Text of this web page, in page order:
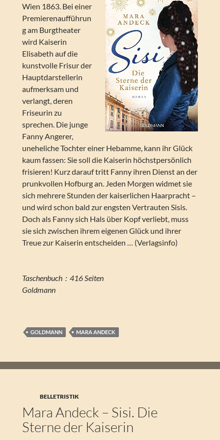
Wien 1863. Bei einer
Premierenaufführun
g am Burgtheater
wird Kaiserin
Elisabeth auf die
kunstvolle Frisur der
Hauptdarstellerin
aufmerksam und
verlangt, deren
Friseurin zu
sprechen. Die junge
Fanny Angerer,
uneheliche Tochter einer Hebamme, kann ihr Glück
kaum fassen: Sie soll die Kaiserin höchstpersönlich
frisieren! Kurz darauf tritt Fanny ihren Dienst an der
prunkvollen Hofburg an. Jeden Morgen widmet sie
sich mehrere Stunden der kaiserlichen Haarpracht –
und wird schon bald zur engsten Vertrauten Sisis.
Doch als Fanny sich Hals über Kopf verliebt, muss
sie sich zwischen ihrem eigenen Glück und ihrer
Treue zur Kaiserin entscheiden … (Verlagsinfo)
Taschenbuch ‏ : ‎ 416 Seiten
Goldmann
GOLDMANN MARA ANDECK
BELLETRISTIK
Mara Andeck – Sisi. Die
Sterne der Kaiserin